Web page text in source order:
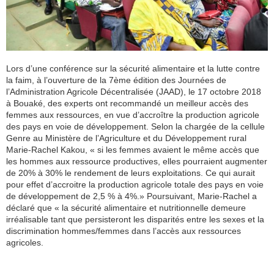
Lors d’une conférence sur la sécurité alimentaire et la lutte contre
la faim, à l’ouverture de la 7ème édition des Journées de
l’Administration Agricole Décentralisée (JAAD), le 17 octobre 2018
à Bouaké, des experts ont recommandé un meilleur accès des
femmes aux ressources, en vue d’accroître la production agricole
des pays en voie de développement. Selon la chargée de la cellule
Genre au Ministère de l’Agriculture et du Développement rural
Marie-Rachel Kakou, « si les femmes avaient le même accès que
les hommes aux ressource productives, elles pourraient augmenter
de 20% à 30% le rendement de leurs exploitations. Ce qui aurait
pour effet d’accroitre la production agricole totale des pays en voie
de développement de 2,5 % à 4%.» Poursuivant, Marie-Rachel a
déclaré que « la sécurité alimentaire et nutritionnelle demeure
irréalisable tant que persisteront les disparités entre les sexes et la
discrimination hommes/femmes dans l’accès aux ressources
agricoles.